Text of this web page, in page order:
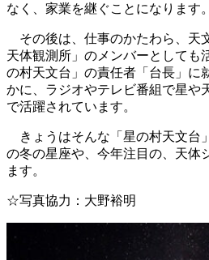
なく、家業を継ぐことになります。
その後は、仕事のかたわら、天
天体観測所」のメンバーとしても
の村天文台」の責任者「台長」に
かに、ラジオやテレビ番組で星や
で活躍されています。
きょうはそんな「星の村天文台
の冬の星座や、今年注目の、天体
ます。
☆写真協力：大野裕明